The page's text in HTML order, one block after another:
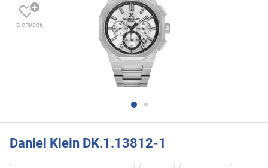
в список
Daniel Klein DK.1.13812-1